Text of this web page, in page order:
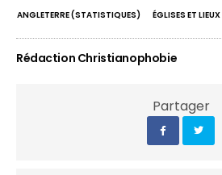
ANGLETERRE (STATISTIQUES)
ÉGLISES ET
Rédaction Christianophobie
Partager